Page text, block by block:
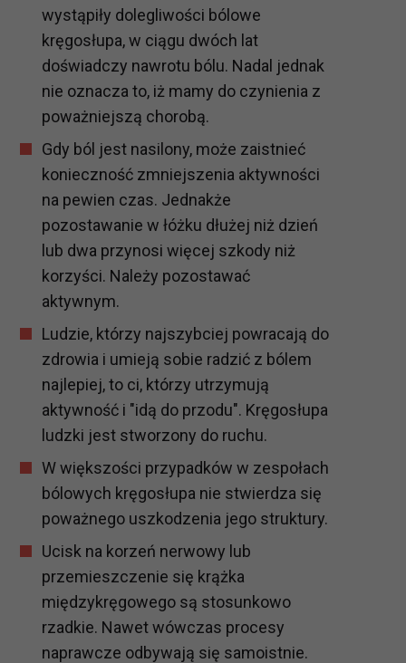
wystąpiły dolegliwości bólowe
kręgosłupa, w ciągu dwóch lat
doświadczy nawrotu bólu. Nadal jednak
nie oznacza to, iż mamy do czynienia z
poważniejszą chorobą.
Gdy ból jest nasilony, może zaistnieć
konieczność zmniejszenia aktywności
na pewien czas. Jednakże
pozostawanie w łóżku dłużej niż dzień
lub dwa przynosi więcej szkody niż
korzyści. Należy pozostawać
aktywnym.
Ludzie, którzy najszybciej powracają do
zdrowia i umieją sobie radzić z bólem
najlepiej, to ci, którzy utrzymują
aktywność i "idą do przodu". Kręgosłupa
ludzki jest stworzony do ruchu.
W większości przypadków w zespołach
bólowych kręgosłupa nie stwierdza się
poważnego uszkodzenia jego struktury.
Ucisk na korzeń nerwowy lub
przemieszczenie się krążka
międzykręgowego są stosunkowo
rzadkie. Nawet wówczas procesy
naprawcze odbywają się samoistnie.